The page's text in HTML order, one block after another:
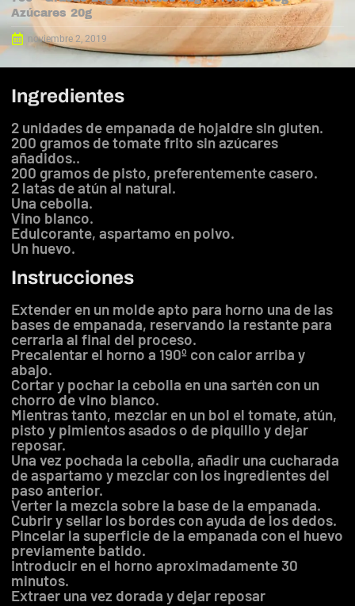
Azúcares 20g
noviembre 2, 2019
Ingredientes
2 unidades de empanada de hojaldre sin gluten.
200 gramos de tomate frito sin azúcares
añadidos..
200 gramos de pisto, preferentemente casero.
2 latas de atún al natural.
Una cebolla.
Vino blanco.
Edulcorante, aspartamo en polvo.
Un huevo.
Instrucciones
Extender en un molde apto para horno una de las
bases de empanada, reservando la restante para
cerrarla al final del proceso.
Precalentar el horno a 190º con calor arriba y
abajo.
Cortar y pochar la cebolla en una sartén con un
chorro de vino blanco.
Mientras tanto, mezclar en un bol el tomate, atún,
pisto y pimientos asados o de piquillo y dejar
reposar.
Una vez pochada la cebolla, añadir una cucharada
de aspartamo y mezclar con los ingredientes del
paso anterior.
Verter la mezcla sobre la base de la empanada.
Cubrir y sellar los bordes con ayuda de los dedos.
Pincelar la superficie de la empanada con el huevo
previamente batido.
Introducir en el horno aproximadamente 30
minutos.
Extraer una vez dorada y dejar reposar